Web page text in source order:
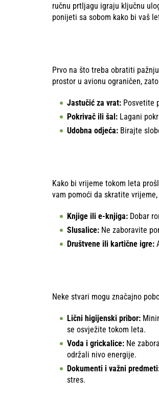
ručnu prtljagu igraju ključnu
ponijeti sa sobom kako bi vaš
Prvo na što treba obratiti
prostor u avionu ograničen,
Jastučić za vrat: Posvetite
Pokrivač ili šal: Lagani
Udobna odjeća: Birajte
Kako bi vrijeme tokom leta
vam pomoći da skratite
Knjige ili e-knjiga: Dobar
Slusalice: Ne zaboravite
Društvene ili kartične igre:
Neke stvari mogu značajno
Lični higijenski pribor:
se osvježite tokom leta.
Voda i grickalice: Ne
održali nivo energije.
Dokumenti i važni
stres.